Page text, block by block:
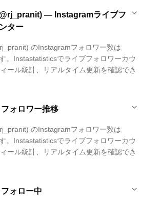
— Instagramライブフ
ター
のInstagramフォロワー数は
。Instastatisticsでライブフォロワーカウ
ール統計、リアルタイム更新を確認でき
ォロワー推移
のInstagramフォロワー数は
。Instastatisticsでライブフォロワーカウ
ール統計、リアルタイム更新を確認でき
ォロー中